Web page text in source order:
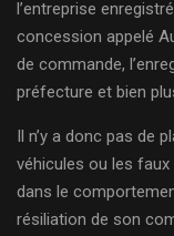
l’entreprise
concession appelé
de commande,
préfecture et bien
Il n’y a donc pas
véhicules ou les
dans le
résiliation de son